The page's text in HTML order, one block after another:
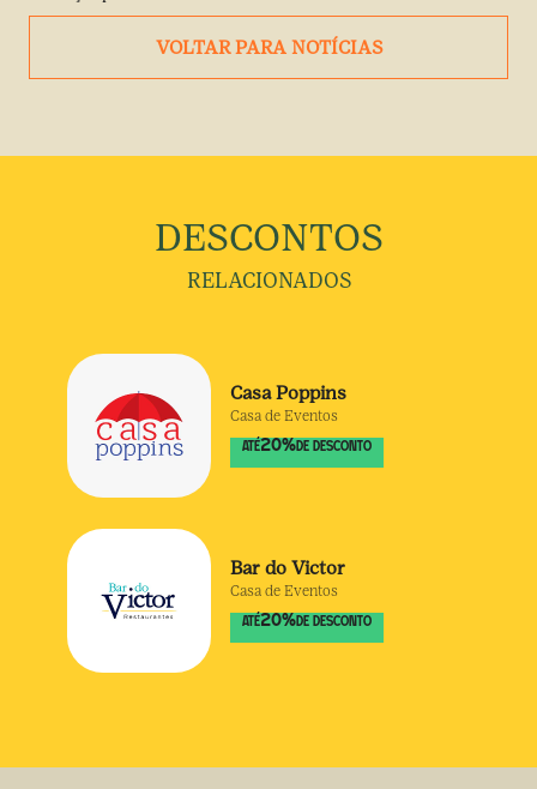
VOLTAR PARA NOTÍCIAS
DESCONTOS
RELACIONADOS
Casa Poppins
Casa de Eventos
ATÉ20% DE DESCONTO
Bar do Victor
Casa de Eventos
ATÉ20% DE DESCONTO